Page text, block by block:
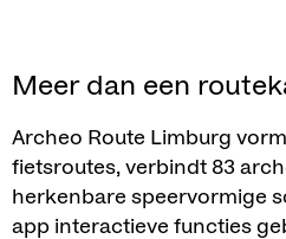
Meer dan een
Archeo Route Limburg
fietsroutes, verbindt 83
herkenbare speervormige
app interactieve functies